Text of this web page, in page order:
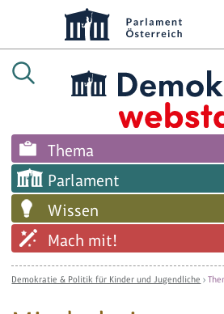
Thema
Parlament
Wissen
Mach mit!
Demokratie & Politik für Kinder und Jugendliche ›